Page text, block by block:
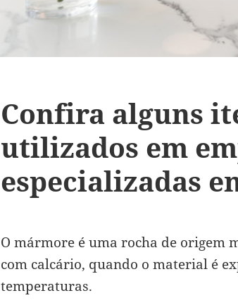
Confira alguns
utilizados em
especializadas
O mármore é uma rocha de origem
com calcário, quando o material é
temperaturas.